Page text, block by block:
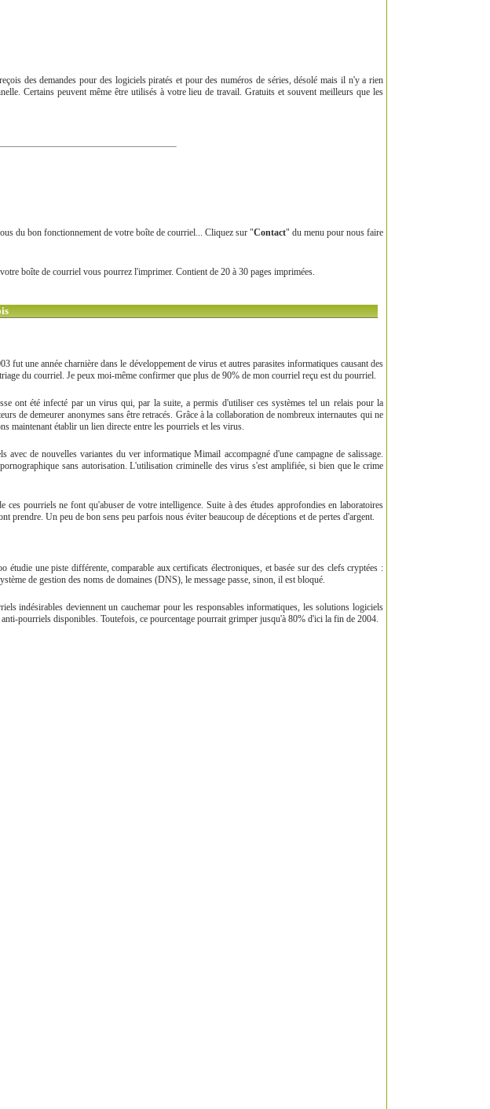
des demandes pour des logiciels piratés et pour des numéros de séries, désolé mais il n'y a rien
Certains peuvent même être utilisés à votre lieu de travail. Gratuits et souvent meilleurs que les
du bon fonctionnement de votre boîte de courriel... Cliquez sur "Contact" du menu pour nous faire
boîte de courriel vous pourrez l'imprimer. Contient de 20 à 30 pages imprimées.
une année charnière dans le développement de virus et autres parasites informatiques causant des
du courriel. Je peux moi-même confirmer que plus de 90% de mon courriel reçu est du pourriel.
ont été infecté par un virus qui, par la suite, a permis d'utiliser ces systèmes tel un relais pour la
de demeurer anonymes sans être retracés. Grâce à la collaboration de nombreux internautes qui ne
maintenant établir un lien directe entre les pourriels et les virus.
de nouvelles variantes du ver informatique Mimail accompagné d'une campagne de salissage.
sans autorisation. L'utilisation criminelle des virus s'est amplifiée, si bien que le crime
pourriels ne font qu'abuser de votre intelligence. Suite à des études approfondies en laboratoires
prendre. Un peu de bon sens peu parfois nous éviter beaucoup de déceptions et de pertes d'argent.
une piste différente, comparable aux certificats électroniques, et basée sur des clefs cryptées :
de gestion des noms de domaines (DNS), le message passe, sinon, il est bloqué.
indésirables deviennent un cauchemar pour les responsables informatiques, les solutions logiciels
pourriels disponibles. Toutefois, ce pourcentage pourrait grimper jusqu'à 80% d'ici la fin de 2004.